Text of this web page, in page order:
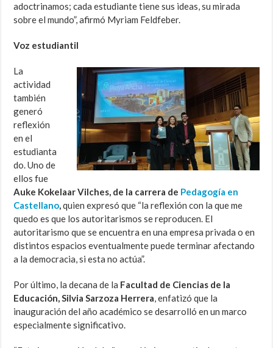
adoctrinamos; cada estudiante tiene sus ideas, su mirada
sobre el mundo”, afirmó Myriam Feldfeber.
Voz estudiantil
La
actividad
también
generó
reflexión
en el
estudianta
do. Uno de
ellos fue
Auke Kokelaar Vilches, de la carrera de Pedagogía en
Castellano,quien expresó que “la reflexión con la que me
quedo es que los autoritarismos se reproducen. El
autoritarismo que se encuentra en una empresa privada o en
distintos espacios eventualmente puede terminar afectando
a la democracia, si esta no actúa”.
Por último, la decana de la Facultad de Ciencias de la
Educación, Silvia Sarzoza Herrera, enfatizó que la
inauguración del año académico se desarrolló en un marco
especialmente significativo.